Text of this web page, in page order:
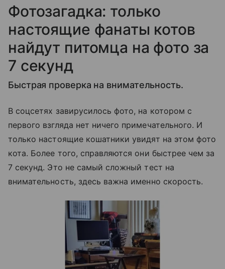
Фотозагадка: только
настоящие фанаты котов
найдут питомца на фото за
7 секунд
Быстрая проверка на внимательность.
В соцсетях завирусилось фото, на котором с
первого взгляда нет ничего примечательного. И
только настоящие кошатники увидят на этом фото
кота. Более того, справляются они быстрее чем за
7 секунд. Это не самый сложный тест на
внимательность, здесь важна именно скорость.